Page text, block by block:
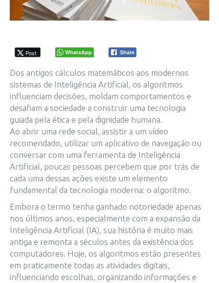
Post WhatsApp Share
Dos antigos cálculos matemáticos aos modernos
sistemas de Inteligência Artificial, os algoritmos
influenciam decisões, moldam comportamentos e
desafiam a sociedade a construir uma tecnologia
guiada pela ética e pela dignidade humana.
Ao abrir uma rede social, assistir a um vídeo
recomendado, utilizar um aplicativo de navegação ou
conversar com uma ferramenta de Inteligência
Artificial, poucas pessoas percebem que por trás de
cada uma dessas ações existe um elemento
fundamental da tecnologia moderna: o algoritmo.
Embora o termo tenha ganhado notoriedade apenas
nos últimos anos, especialmente com a expansão da
Inteligência Artificial (IA), sua história é muito mais
antiga e remonta a séculos antes da existência dos
computadores. Hoje, os algoritmos estão presentes
em praticamente todas as atividades digitais,
influenciando escolhas, organizando informações e